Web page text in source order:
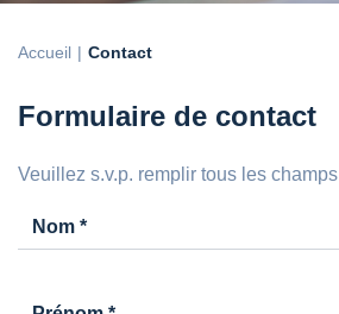
Accueil Contact
Formulaire de contact
Veuillez s.v.p. remplir tous les champs